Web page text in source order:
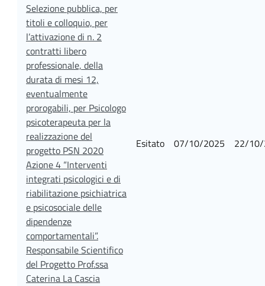
Selezione pubblica, per
titoli e colloquio, per
l’attivazione di n. 2
contratti libero
professionale, della
durata di mesi 12,
eventualmente
prorogabili, per Psicologo
psicoterapeuta per la
realizzazione del
progetto PSN 2020
Azione 4 “Interventi
integrati psicologici e di
riabilitazione psichiatrica
e psicosociale delle
dipendenze
comportamentali”.
Responsabile Scientifico
del Progetto Prof.ssa
Caterina La Cascia
Esitato 07/10/2025 22/